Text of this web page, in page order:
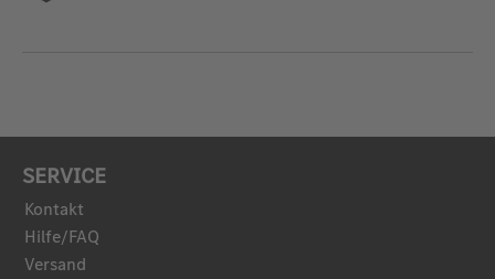
SERVICE
Kontakt
Hilfe/FAQ
Versand